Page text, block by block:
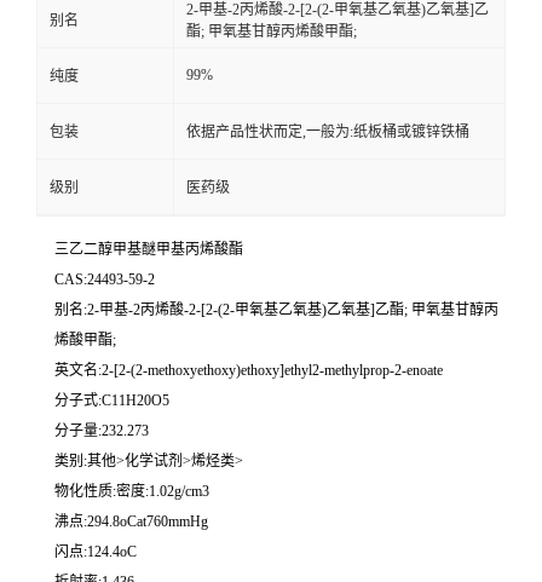
别名
2-甲基-2丙烯酸-2-[2-(2-甲氧基乙氧基)乙氧基]乙
酯; 甲氧基甘醇丙烯酸甲酯;
纯度 99%
包装 依据产品性状而定,一般为:纸板桶或镀锌铁桶
级别 医药级
三乙二醇甲基醚甲基丙烯酸酯
CAS:24493-59-2
别名:2-甲基-2丙烯酸-2-[2-(2-甲氧基乙氧基)乙氧基]乙酯; 甲氧基甘醇丙
烯酸甲酯;
英文名:2-[2-(2-methoxyethoxy)ethoxy]ethyl2-methylprop-2-enoate
分子式:C11H20O5
分子量:232.273
类别:其他>化学试剂>烯烃类>
物化性质:密度:1.02g/cm3
沸点:294.8oCat760mmHg
闪点:124.4oC